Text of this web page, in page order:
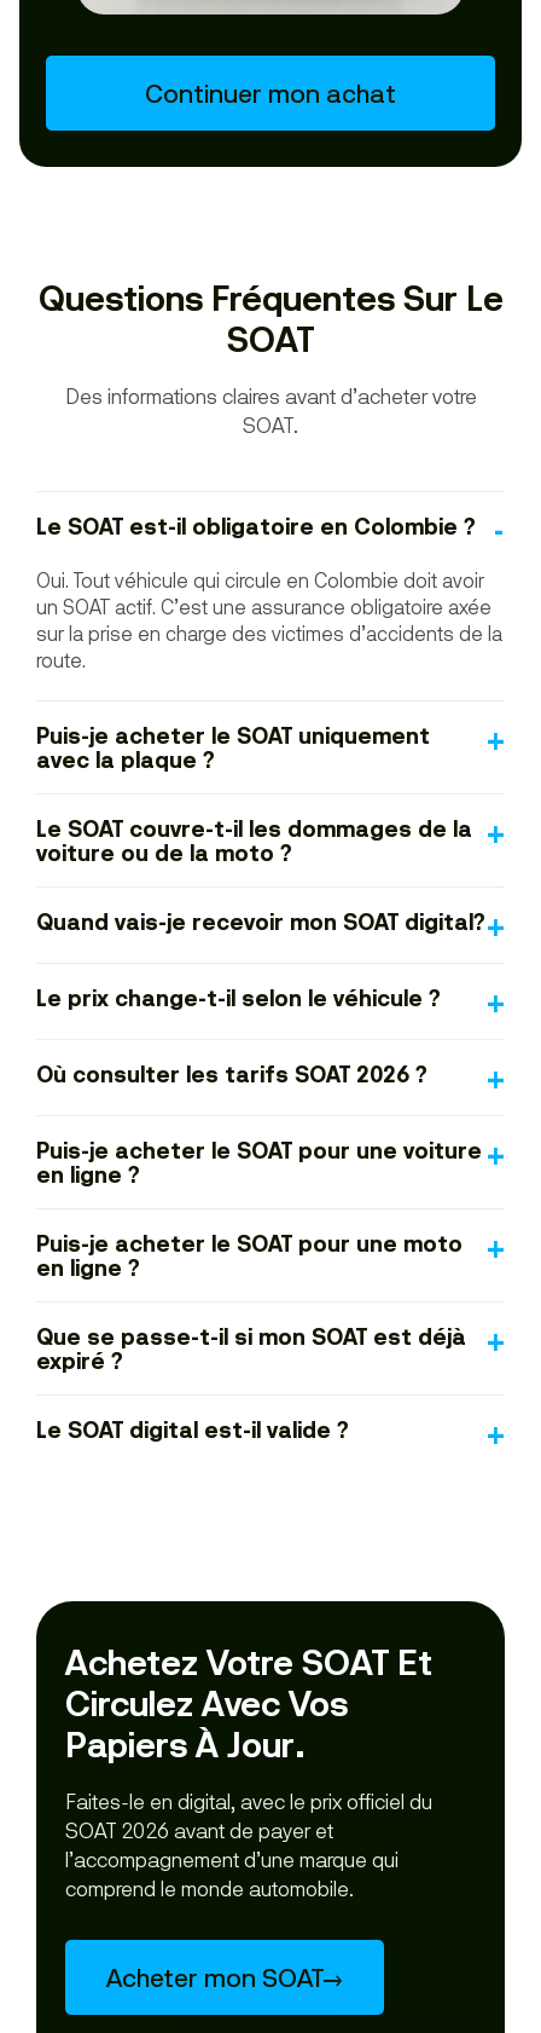
Continuer mon achat
Questions Fréquentes Sur Le
SOAT
Des informations claires avant d’acheter votre
SOAT.
Le SOAT est-il obligatoire en Colombie ?
Oui. Tout véhicule qui circule en Colombie doit avoir
un SOAT actif. C’est une assurance obligatoire axée
sur la prise en charge des victimes d’accidents de la
route.
Puis-je acheter le SOAT uniquement
avec la plaque ?
Le SOAT couvre-t-il les dommages de la
voiture ou de la moto ?
Quand vais-je recevoir mon SOAT digital?
Le prix change-t-il selon le véhicule ?
Où consulter les tarifs SOAT 2026 ?
Puis-je acheter le SOAT pour une voiture
en ligne ?
Puis-je acheter le SOAT pour une moto
en ligne ?
Que se passe-t-il si mon SOAT est déjà
expiré ?
Le SOAT digital est-il valide ?
Achetez Votre SOAT Et
Circulez Avec Vos
Papiers À Jour.
Faites-le en digital, avec le prix officiel du
SOAT 2026 avant de payer et
l’accompagnement d’une marque qui
comprend le monde automobile.
Acheter mon SOAT→